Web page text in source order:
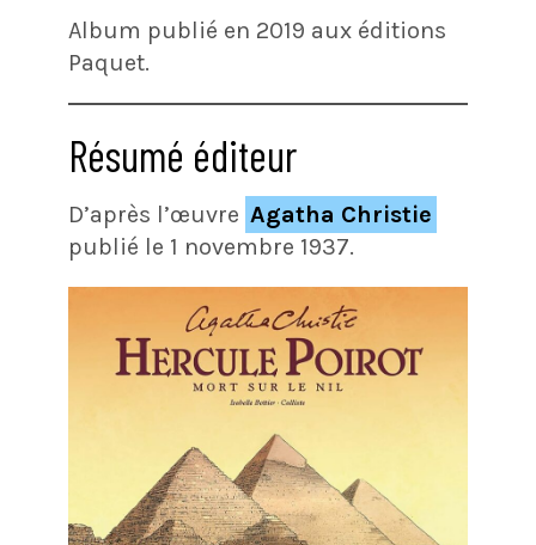
Album publié en 2019 aux éditions
Paquet.
Résumé éditeur
D’après l’œuvre Agatha Christie
publié le 1 novembre 1937.